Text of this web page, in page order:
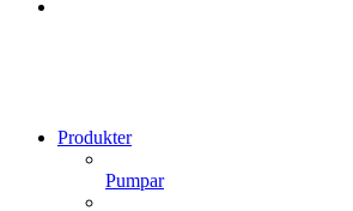
Produkter
Pumpar